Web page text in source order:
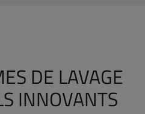
DE LAVAGE
INNOVANTS